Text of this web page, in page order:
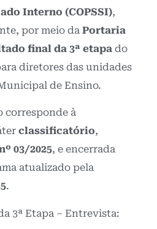
Interno (COPSSI),
por meio da Portaria
final da 3ª etapa do
diretores das unidades
de Ensino.
corresponde à
classificatório,
03/2025, e encerrada
atualizado pela
.
3ª Etapa – Entrevista: